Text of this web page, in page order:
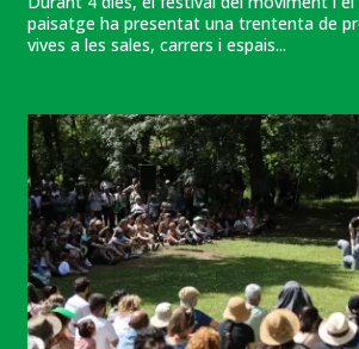
paisatge ha presentat una trententa de
vives a les sales, carrers i espais...